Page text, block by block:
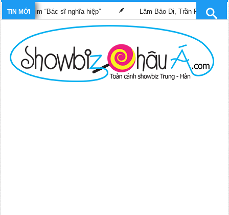
TIN MỚI
phim “Bác sĩ nghĩa hiệp” Lâm Bảo Di, Trần Pháp Dung tái